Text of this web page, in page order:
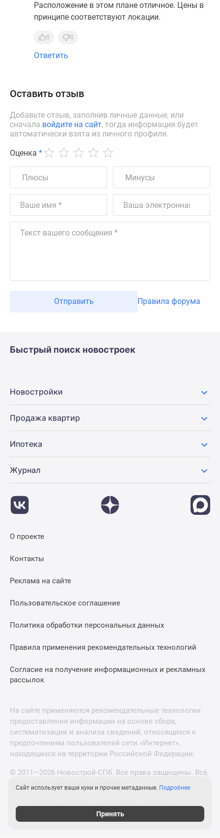
Расположение в этом плане отличное. Цены в
принципе соответствуют локации.
0 0
Ответить
Оставить отзыв
Добавьте отзыв, заполнив личные данные, или
сначала войдите на сайт, тогда информация будет
автоматически взята из личного профиля.
Оценка *
Отправить Правила форума
Быстрый поиск новостроек
Новостройки
Продажа квартир
Ипотека
Журнал
О проекте
Контакты
Реклама на сайте
Пользовательское соглашение
Политика обработки персональных данных
Правила применения рекомендательных технологий
Согласие на получение информационных и рекламных
рассылок
На сайте применяются рекомендательные технологии
предоставления информации на основе сбора,
систематизации и анализа сведений, относящихся к
предпочтениям пользователей сети «Интернет»,
находящихся на территории Российской Федерации.
© 2011—2026 Новострой-СПб. Все права защищены. Всё,
что нужно знать о новостройках
Новостройки Москвы и Московской области
Сайт использует ваши куки и прочие метаданные. Подробнее
Принять